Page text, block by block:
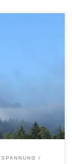
Erschöpfung
im […]